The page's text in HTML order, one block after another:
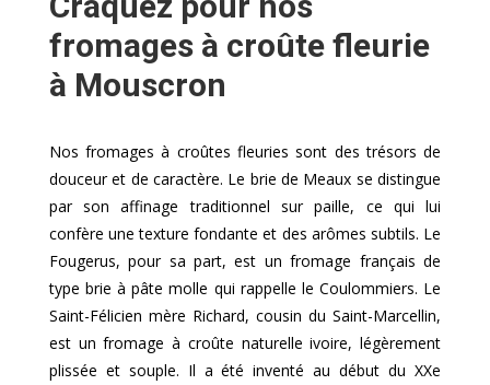
fromages à croûte fleurie
à Mouscron
Nos fromages à croûtes fleuries sont des trésors de
douceur et de caractère. Le brie de Meaux se distingue
par son affinage traditionnel sur paille, ce qui lui
confère une texture fondante et des arômes subtils. Le
Fougerus, pour sa part, est un fromage français de
type brie à pâte molle qui rappelle le Coulommiers. Le
Saint-Félicien mère Richard, cousin du Saint-Marcellin,
est un fromage à croûte naturelle ivoire, légèrement
plissée et souple. Il a été inventé au début du XXe